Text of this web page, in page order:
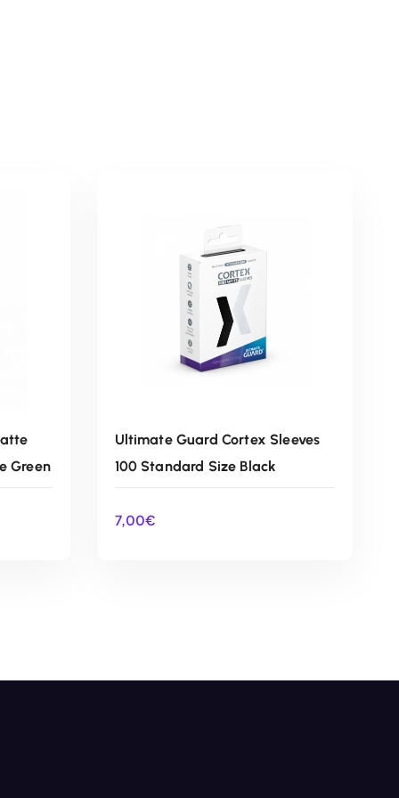
Green
Ultimate Guard Cortex Sleeves
100 Standard Size Black
7,00€